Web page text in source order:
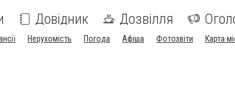
Довідник Дозвілля
Нерухомість Погода Афіша Фотозвіти Карта